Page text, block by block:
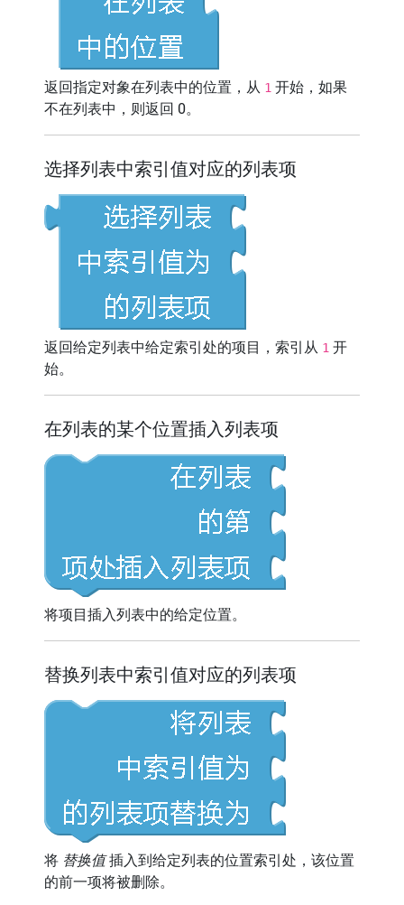
返回指定对象在列表中的位置，从 1开始，如果
不在列表中，则返回 0。
选择列表中索引值对应的列表项
返回给定列表中给定索引处的项目，索引从 1开
始。
在列表的某个位置插入列表项
将项目插入列表中的给定位置。
替换列表中索引值对应的列表项
将 替换值插入到给定列表的位置索引处，该位置
的前一项将被删除。